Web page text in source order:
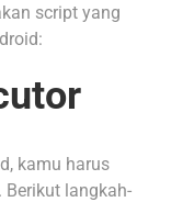
script yang
kamu harus
Berikut langkah-